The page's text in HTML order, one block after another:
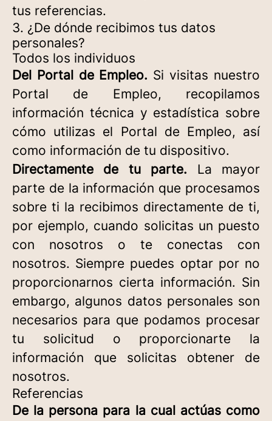
tus referencias.
3. ¿De dónde recibimos tus datos
personales?
Todos los individuos
Del Portal de Empleo. Si visitas nuestro
Portal de Empleo, recopilamos
información técnica y estadística sobre
cómo utilizas el Portal de Empleo, así
como información de tu dispositivo.
Directamente de tu parte. La mayor
parte de la información que procesamos
sobre ti la recibimos directamente de ti,
por ejemplo, cuando solicitas un puesto
con nosotros o te conectas con
nosotros. Siempre puedes optar por no
proporcionarnos cierta información. Sin
embargo, algunos datos personales son
necesarios para que podamos procesar
tu solicitud o proporcionarte la
información que solicitas obtener de
nosotros.
Referencias
De la persona para la cual actúas como